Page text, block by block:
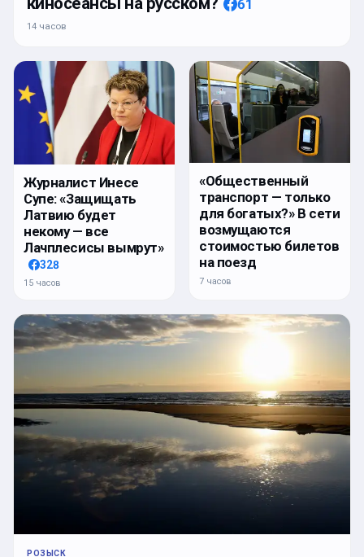
61
14 часов
Журналист Инесе
Супе: «Защищать
Латвию будет
некому — все
Лачплесисы вымрут»
328
15 часов
«Общественный
транспорт — только
для богатых?» В сети
возмущаются
стоимостью билетов
на поезд
7 часов
РОЗЫСК